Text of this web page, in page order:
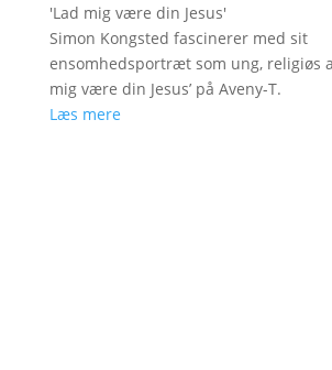
'Lad mig være din Jesus'
Simon Kongsted fascinerer med sit
ensomhedsportræt som ung, religiøs
mig være din Jesus’ på Aveny-T.
Læs mere